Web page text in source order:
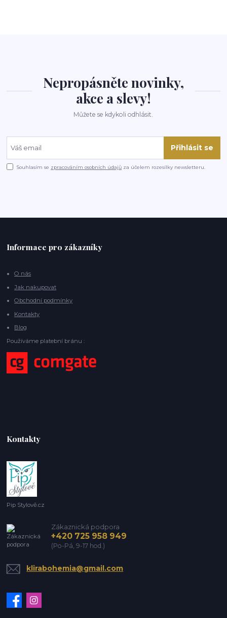
Nepropásněte novinky,
akce a slevy!
Můžete se kdykoli odhlásit.
Přihlásit se
Souhlasím se zpracováním osobních údajů za účelem rozesílky newsletteru.
Informace pro zákazníky
O nás
Jak nakupovat
Obchodní podmínky
Kontakty
Blog
Používáme platební bránu :
Kontakty
Pip Stylově.cz
Zákaznická podpora
+420 725 958 949
(Po-Pá, 9-17 hod.)
klirabohemia@gmail.com